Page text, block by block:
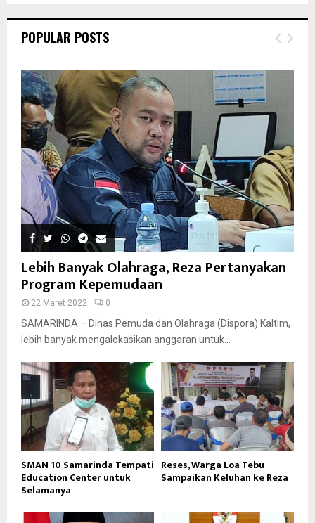
POPULAR POSTS
Lebih Banyak Olahraga, Reza Pertanyakan
Program Kepemudaan
22 Maret 2022 0
SAMARINDA – Dinas Pemuda dan Olahraga (Dispora) Kaltim,
lebih banyak mengalokasikan anggaran untuk...
SMAN 10 Samarinda Tempati
Education Center untuk
Selamanya
Reses, Warga Loa Tebu
Sampaikan Keluhan ke Reza